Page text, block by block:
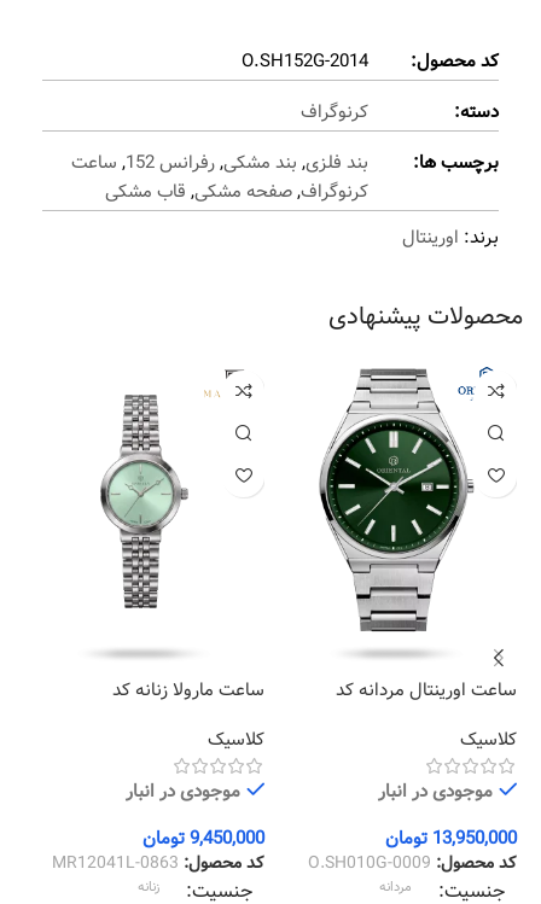
کد محصول:
O.SH152G-2014
دسته:
کرنوگراف
برچسب ها:
بند فلزی, بند مشکی,رفرانس 152 , ساعت
کرنوگراف,صفحه مشکی, قاب مشکی
برند: اورینتال
محصولات پیشنهادی
ساعت اورینتال مردانه کد
کلاسیک
موجودی در انبار
13,950,000 تومان
کد محصول: O.SH010G-0009
جنسیت مردانه
ساعت مارولا زنانه کد
کلاسیک
موجودی در انبار
9,450,000تومان
کد محصول: MR12041L-0863
جنسیت زنانه